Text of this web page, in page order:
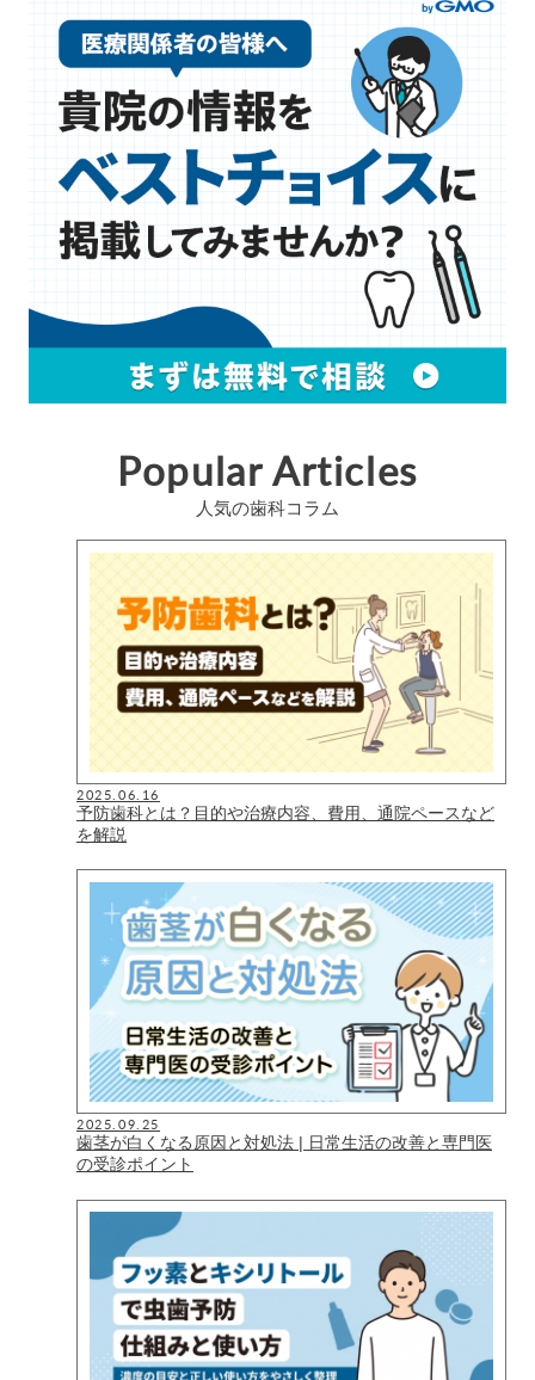
Popular Articles
人気の歯科コラム
2025.06.16
予防歯科とは？目的や治療内容、費用、通院ペースなど
を解説
2025.09.25
歯茎が白くなる原因と対処法 | 日常生活の改善と専門医
の受診ポイント